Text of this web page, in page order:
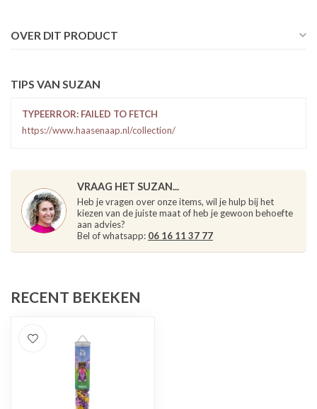
OVER DIT PRODUCT
TIPS VAN SUZAN
TYPEERROR: FAILED TO FETCH
https://www.haasenaap.nl/collection/
VRAAG HET SUZAN...
Heb je vragen over onze items, wil je hulp bij het
kiezen van de juiste maat of heb je gewoon behoefte
aan advies?
Bel of whatsapp: 06 16 11 37 77
RECENT BEKEKEN